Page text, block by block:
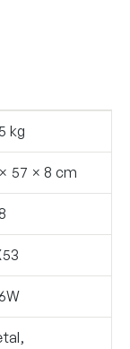
kg
57 × 8 cm